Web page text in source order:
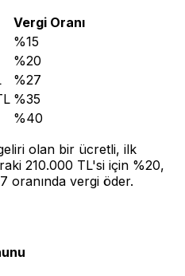
Vergi Oranı
%15
%20
%27
%35
%40
olan bir ücretli, ilk
210.000 TL'si için %20,
oranında vergi öder.